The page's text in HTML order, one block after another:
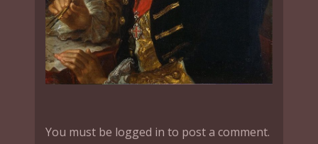
You must be logged in to post a comment.